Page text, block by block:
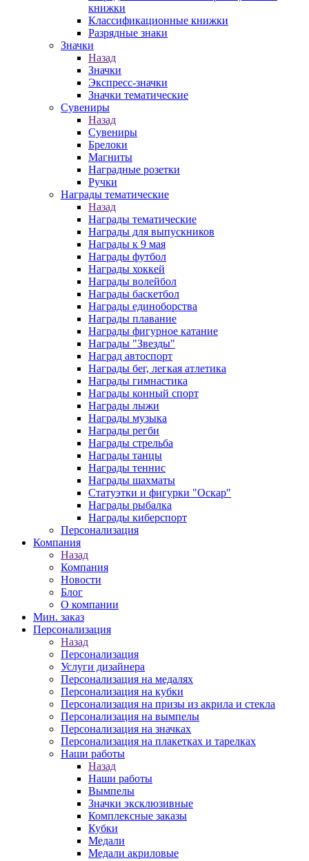
книжки
Классификационные книжки
Разрядные знаки
Значки
Назад
Значки
Экспресс-значки
Значки тематические
Сувениры
Назад
Сувениры
Брелоки
Магниты
Наградные розетки
Ручки
Награды тематические
Назад
Награды тематические
Награды для выпускников
Награды к 9 мая
Награды футбол
Награды хоккей
Награды волейбол
Награды баскетбол
Награды единоборства
Награды плавание
Награды фигурное катание
Награды "Звезды"
Наград автоспорт
Награды бег, легкая атлетика
Награды гимнастика
Награды конный спорт
Награды лыжи
Награды музыка
Награды регби
Награды стрельба
Награды танцы
Награды теннис
Награды шахматы
Статуэтки и фигурки "Оскар"
Награды рыбалка
Награды киберспорт
Персонализация
Компания
Назад
Компания
Новости
Блог
О компании
Мин. заказ
Персонализация
Назад
Персонализация
Услуги дизайнера
Персонализация на медалях
Персонализация на кубки
Персонализация на призы из акрила и стекла
Персонализация на вымпелы
Персонализация на значках
Персонализация на плакетках и тарелках
Наши работы
Назад
Наши работы
Вымпелы
Значки эксклюзивные
Комплексные заказы
Кубки
Медали
Медали акриловые